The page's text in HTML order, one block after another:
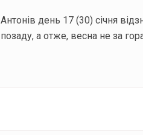
Антонів день 17 (30) січня
позаду, а отже, весна не за